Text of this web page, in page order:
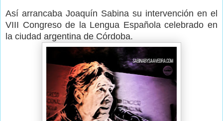
Así arrancaba Joaquín Sabina su intervención en el
VIII Congreso de la Lengua Española celebrado en
la ciudad argentina de Córdoba.